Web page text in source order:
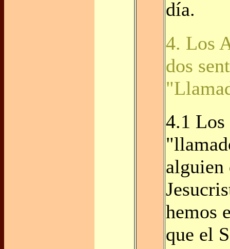
día.
4. Los
dos
4.1 Los
alguien
hemos
que el